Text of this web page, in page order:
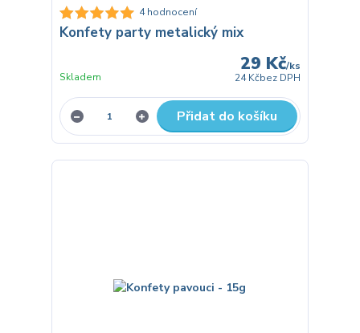
4 hodnocení
Konfety party metalický mix
29 Kč/ks
24 Kčbez DPH
Skladem
Přidat do košíku